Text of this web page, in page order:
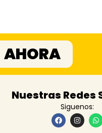
AHORA
Nuestras Redes
Siguenos: